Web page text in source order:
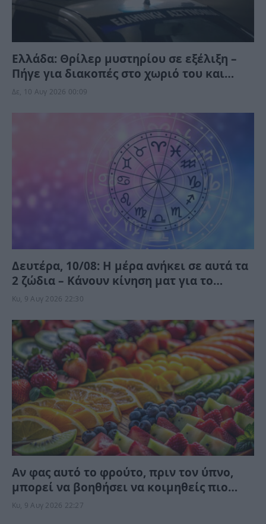
Ελλάδα: Θρίλερ μυστηρίου σε εξέλιξη –
Πήγε για διακοπές στο χωριό του και
βρέθηκε νεκρός – Τι συνέβη λίγες ώρες
Δε, 10 Αυγ 2026 00:09
Δευτέρα, 10/08: Η μέρα ανήκει σε αυτά τα
2 ζώδια – Κάνουν κίνηση ματ για το
μέλλον
Κυ, 9 Αυγ 2026 22:30
Αν φας αυτό το φρούτο, πριν τον ύπνο,
μπορεί να βοηθήσει να κοιμηθείς πιο
γρήγορα – Λέγεται και “το υπνωτικό της
Κυ, 9 Αυγ 2026 22:27